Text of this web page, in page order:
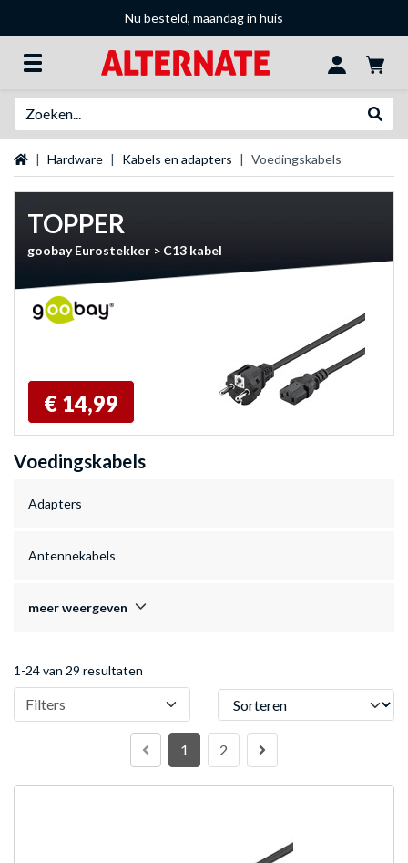
Nu besteld, maandag in huis
Startpagina
Hardware Kabels en adapters Voedingskabels
TOPPER
goobay Eurostekker > C13 kabel
€ 14,99
Voedingskabels
Adapters
Antennekabels
meer weergeven
1-24 van 29 resultaten
Filters Sorteren
1 2